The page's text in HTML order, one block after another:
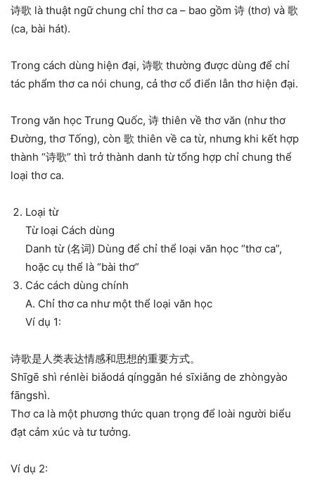
诗歌 là thuật ngữ chung chỉ thơ ca – bao gồm 诗 (thơ) và 歌
(ca, bài hát).
Trong cách dùng hiện đại, 诗歌 thường được dùng để chỉ
tác phẩm thơ ca nói chung, cả thơ cổ điển lẫn thơ hiện đại.
Trong văn học Trung Quốc, 诗 thiên về thơ văn (như thơ
Đường, thơ Tống), còn 歌 thiên về ca từ, nhưng khi kết hợp
thành “诗歌” thì trở thành danh từ tổng hợp chỉ chung thể
loại thơ ca.
Loại từ
Từ loại Cách dùng
Danh từ (名词) Dùng để chỉ thể loại văn học “thơ ca”,
hoặc cụ thể là “bài thơ”
Các cách dùng chính
A. Chỉ thơ ca như một thể loại văn học
Ví dụ 1:
诗歌是人类表达情感和思想的重要方式。
Shīgē shì rénlèi biǎodá qínggǎn hé sīxiǎng de zhòngyào
fāngshì.
Thơ ca là một phương thức quan trọng để loài người biểu
đạt cảm xúc và tư tưởng.
Ví dụ 2: